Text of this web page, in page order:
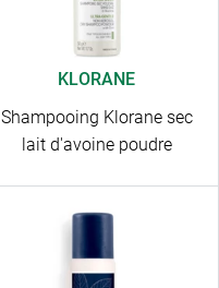
KLORANE
Shampooing Klorane sec
lait d'avoine poudre